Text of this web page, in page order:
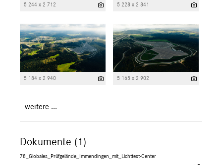
5 244 x 2 712 5 228 x 2 841
5 184 x 2 940 5 165 x 2 902
weitere ...
Dokumente (1)
78_Globales_Prüfgelände_Immendingen_mit_Lichttest-Center